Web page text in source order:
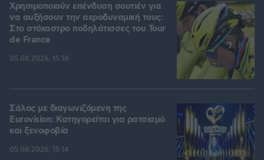
Χρησιμοποιούν επένδυση σουτιέν για
να αυξήσουν την αεροδυναμική τους:
Στο στόχαστρο ποδηλάτισσες του Tour
de France
05.08.2026, 15:18
Σάλος με διαγωνιζόμενη της
Eurovision: Κατηγορείται για ρατσισμό
και ξενοφοβία
05.08.2026, 15:14